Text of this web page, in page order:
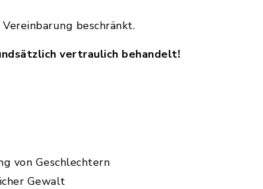
beschränkt.
vertraulich behandelt!
von Geschlechtern
Gewalt